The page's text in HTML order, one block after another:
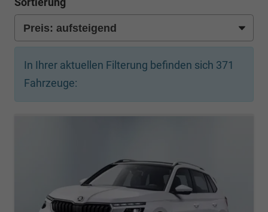
In Ihrer aktuellen Filterung befinden sich 371
Fahrzeuge: